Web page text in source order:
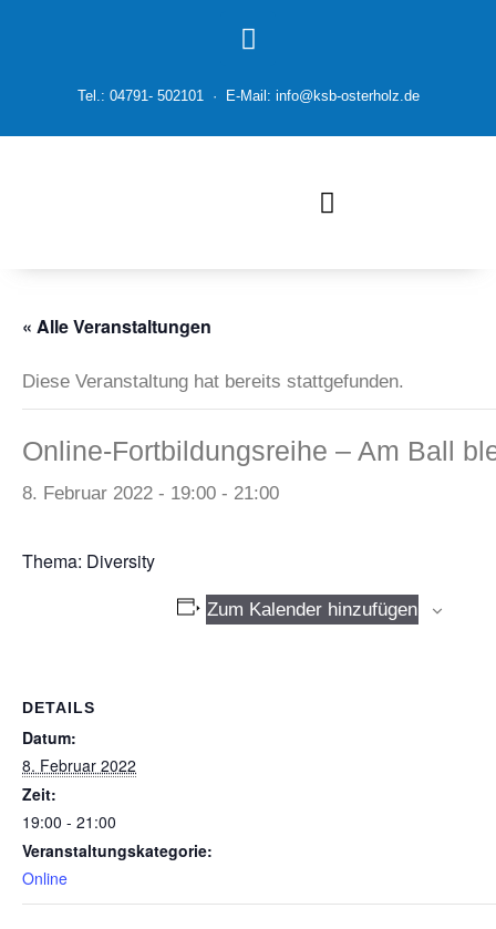
Tel.: 04791- 502101 · E-Mail: info@ksb-osterholz.de
« Alle Veranstaltungen
Diese Veranstaltung hat bereits stattgefunden.
Online-Fortbildungsreihe – Am Ball
8. Februar 2022 - 19:00 - 21:00
Thema: Diversity
Zum Kalender hinzufügen
DETAILS
Datum:
8. Februar 2022
Zeit:
19:00 - 21:00
Veranstaltungskategorie:
Online